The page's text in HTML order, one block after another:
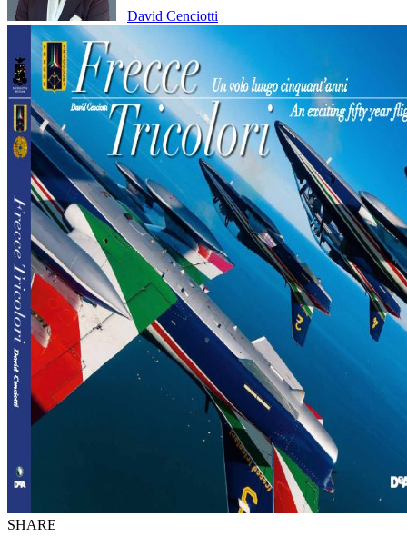
David Cenciotti
SHARE